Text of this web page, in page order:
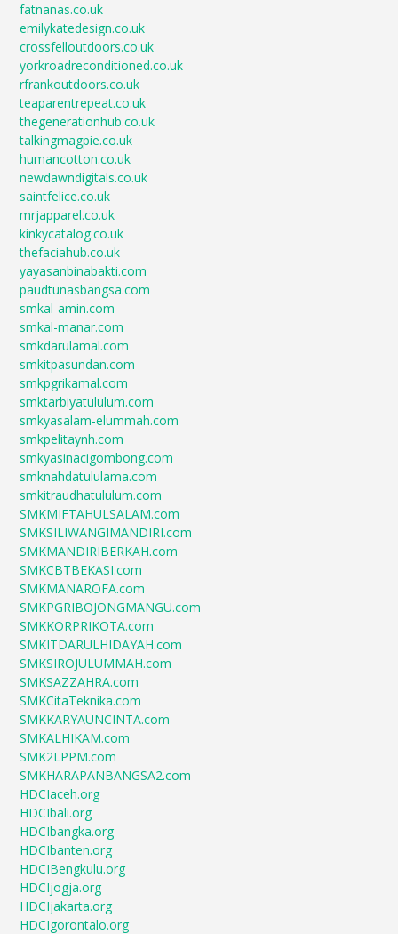
fatnanas.co.uk
emilykatedesign.co.uk
crossfelloutdoors.co.uk
yorkroadreconditioned.co.uk
rfrankoutdoors.co.uk
teaparentrepeat.co.uk
thegenerationhub.co.uk
talkingmagpie.co.uk
humancotton.co.uk
newdawndigitals.co.uk
saintfelice.co.uk
mrjapparel.co.uk
kinkycatalog.co.uk
thefaciahub.co.uk
yayasanbinabakti.com
paudtunasbangsa.com
smkal-amin.com
smkal-manar.com
smkdarulamal.com
smkitpasundan.com
smkpgrikamal.com
smktarbiyatululum.com
smkyasalam-elummah.com
smkpelitaynh.com
smkyasinacigombong.com
smknahdatululama.com
smkitraudhatululum.com
SMKMIFTAHULSALAM.com
SMKSILIWANGIMANDIRI.com
SMKMANDIRIBERKAH.com
SMKCBTBEKASI.com
SMKMANAROFA.com
SMKPGRIBOJONGMANGU.com
SMKKORPRIKOTA.com
SMKITDARULHIDAYAH.com
SMKSIROJULUMMAH.com
SMKSAZZAHRA.com
SMKCitaTeknika.com
SMKKARYAUNCINTA.com
SMKALHIKAM.com
SMK2LPPM.com
SMKHARAPANBANGSA2.com
HDCIaceh.org
HDCIbali.org
HDCIbangka.org
HDCIbanten.org
HDCIBengkulu.org
HDCIjogja.org
HDCIjakarta.org
HDCIgorontalo.org